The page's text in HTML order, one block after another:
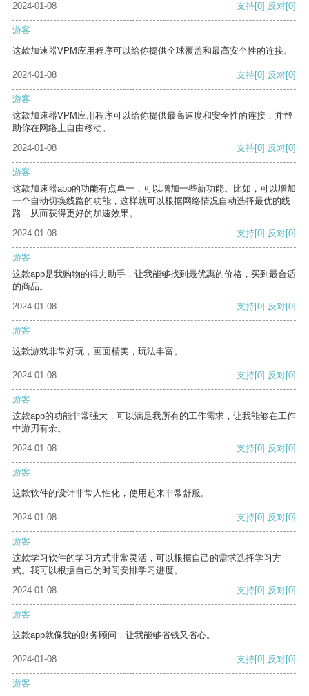
2024-01-08
支持[0] 反对[0]
游客
这款加速器VPM应用程序可以给你提供全球覆盖和最高安全性的连接。
2024-01-08 支持[0] 反对[0]
游客
这款加速器VPM应用程序可以给你提供最高速度和安全性的连接，并帮
助你在网络上自由移动。
2024-01-08
支持[0] 反对[0]
游客
这款加速器app的功能有点单一，可以增加一些新功能。比如，可以增加
一个自动切换线路的功能，这样就可以根据网络情况自动选择最优的线
路，从而获得更好的加速效果。
2024-01-08
支持[0] 反对[0]
游客
这款app是我购物的得力助手，让我能够找到最优惠的价格，买到最合适
的商品。
2024-01-08
支持[0] 反对[0]
游客
这款游戏非常好玩，画面精美，玩法丰富。
2024-01-08 支持[0] 反对[0]
游客
这款app的功能非常强大，可以满足我所有的工作需求，让我能够在工作
中游刃有余。
2024-01-08
支持[0] 反对[0]
游客
这款软件的设计非常人性化，使用起来非常舒服。
2024-01-08 支持[0] 反对[0]
游客
这款学习软件的学习方式非常灵活，可以根据自己的需求选择学习方
式。我可以根据自己的时间安排学习进度。
2024-01-08
支持[0] 反对[0]
游客
这款app就像我的财务顾问，让我能够省钱又省心。
2024-01-08 支持[0] 反对[0]
游客